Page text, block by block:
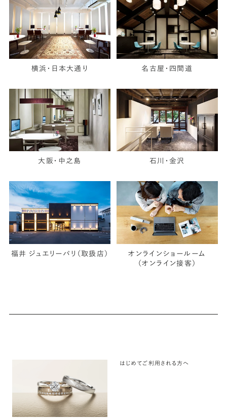
横浜・日本大通り 名古屋・四間道
大阪・中之島 石川・金沢
福井 ジュエリーパリ（取扱店）
オンラインショールーム
（オンライン接客）
はじめてご利用される方へ